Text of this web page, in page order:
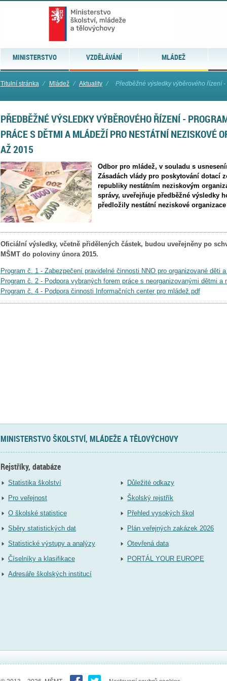
MINISTERSTVO VZDĚLÁVÁNÍ MLÁDEŽ
Titulní stránka ⁄ Mládež ⁄ Aktuality ⁄ Předběžné výsledky výběrového řízení -
PŘEDBĚŽNÉ VÝSLEDKY VÝBĚROVÉHO ŘÍZENÍ -
PRÁCE S DĚTMI A MLÁDEŽÍ PRO NESTÁTNÍ NEZISKOVÉ
AŽ 2015
Odbor pro mládež, v souladu s
Zásadách vlády pro poskytování dotací
republiky nestátním neziskovým
správy, uveřejňuje předběžné výsledky
předložily nestátní neziskové
Oficiální výsledky, včetně přidělených částek, budou uveřejněny po
MŠMT do poloviny února 2015.
Program č. 1 - Zabezpečení pravidelné činnosti NNO pro organizované děti
Program č. 2 - Podpora vybraných forem práce s neorganizovanými dětmi a
Program č. 4 - Podpora činnosti Informačních center pro mládež.pdf
MINISTERSTVO ŠKOLSTVÍ, MLÁDEŽE A TĚLOVÝCHOVY
Rejstříky, databáze
Statistika školství
Pro veřejnost
O školské statistice
Sběry statistických dat
Statistické výstupy a analýzy
Číselníky a klasifikace
Adresáře školských institucí
Důležité odkazy
Školský rejstřík
Přehled vysokých škol
Plán veřejných zakázek 2026
Otevřená data
PORTÁL YOUR EUROPE